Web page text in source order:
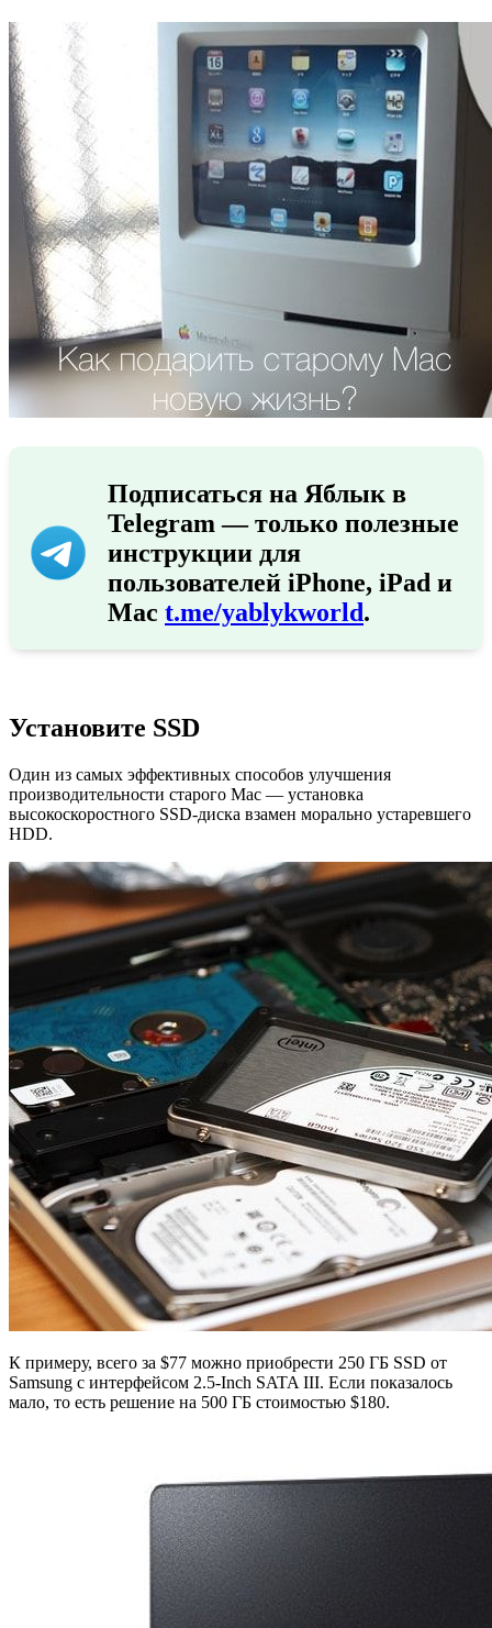
Подписаться на Яблык в
Telegram — только полезные
инструкции для
пользователей iPhone, iPad и
Mac t.me/yablykworld.
Установите SSD
Один из самых эффективных способов улучшения
производительности старого Mac — установка
высокоскоростного SSD-диска взамен морально устаревшего
HDD.
К примеру, всего за $77 можно приобрести 250 ГБ SSD от
Samsung с интерфейсом 2.5-Inch SATA III. Если показалось
мало, то есть решение на 500 ГБ стоимостью $180.